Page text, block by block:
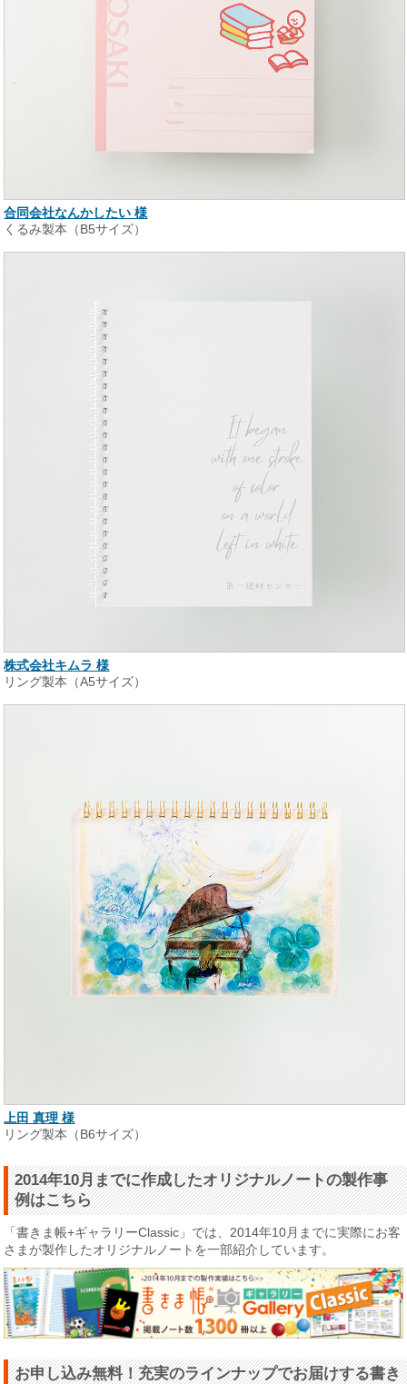
合同会社なんかしたい 様
くるみ製本（B5サイズ）
株式会社キムラ 様
リング製本（A5サイズ）
上田 真理 様
リング製本（B6サイズ）
2014年10月までに作成したオリジナルノートの製作事
例はこちら
「書きま帳+ギャラリーClassic」では、2014年10月までに実際にお客
さまが製作したオリジナルノートを一部紹介しています。
お申し込み無料！充実のラインナップでお届けする書き